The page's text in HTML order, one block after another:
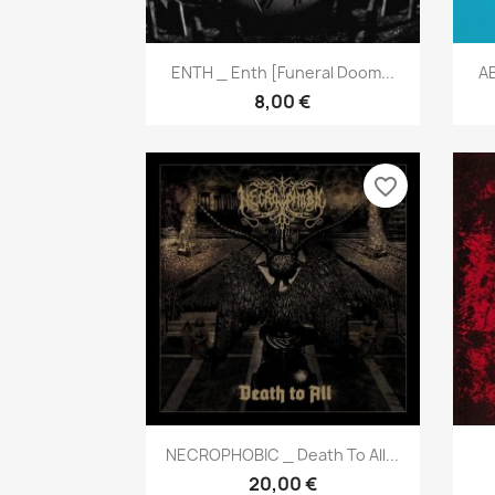
Aperçu rapide
ENTH _ Enth [Funeral Doom...
8,00 €
Aperçu rapide
NECROPHOBIC _ Death To All...
20,00 €
favorite_border